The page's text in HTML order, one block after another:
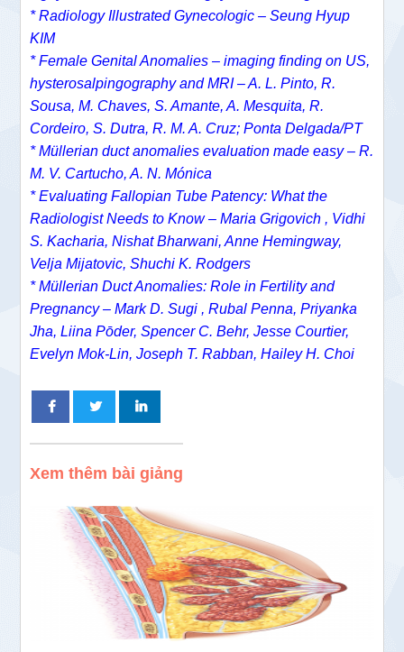
* Radiology Illustrated Gynecologic – Seung Hyup
KIM
* Female Genital Anomalies – imaging finding on US,
hysterosalpingography and MRI – A. L. Pinto, R.
Sousa, M. Chaves, S. Amante, A. Mesquita, R.
Cordeiro, S. Dutra, R. M. A. Cruz; Ponta Delgada/PT
* Müllerian duct anomalies evaluation made easy – R.
M. V. Cartucho, A. N. Mónica
* Evaluating Fallopian Tube Patency: What the
Radiologist Needs to Know – Maria Grigovich , Vidhi
S. Kacharia, Nishat Bharwani, Anne Hemingway,
Velja Mijatovic, Shuchi K. Rodgers
* Müllerian Duct Anomalies: Role in Fertility and
Pregnancy – Mark D. Sugi , Rubal Penna, Priyanka
Jha, Liina Pōder, Spencer C. Behr, Jesse Courtier,
Evelyn Mok-Lin, Joseph T. Rabban, Hailey H. Choi
Xem thêm bài giảng